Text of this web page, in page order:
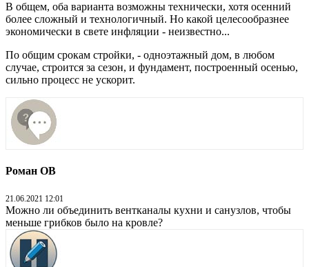
В общем, оба варианта возможны технически, хотя осенний
более сложный и технологичный. Но какой целесообразнее
экономически в свете инфляции - неизвестно...
По общим срокам стройки, - одноэтажный дом, в любом
случае, строится за сезон, и фундамент, построенный осенью,
сильно процесс не ускорит.
Роман ОВ
21.06.2021 12:01
Можно ли объединить вентканалы кухни и санузлов, чтобы
меньше грибков было на кровле?